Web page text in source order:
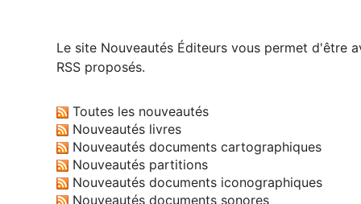
Le site Nouveautés Éditeurs vous permet d'être
RSS proposés.
Toutes les nouveautés
Nouveautés livres
Nouveautés documents cartographiques
Nouveautés partitions
Nouveautés documents iconographiques
Nouveautés documents sonores